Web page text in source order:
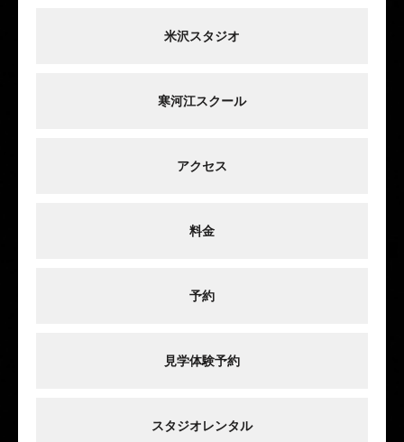
米沢スタジオ
寒河江スクール
アクセス
料金
予約
見学体験予約
スタジオレンタル